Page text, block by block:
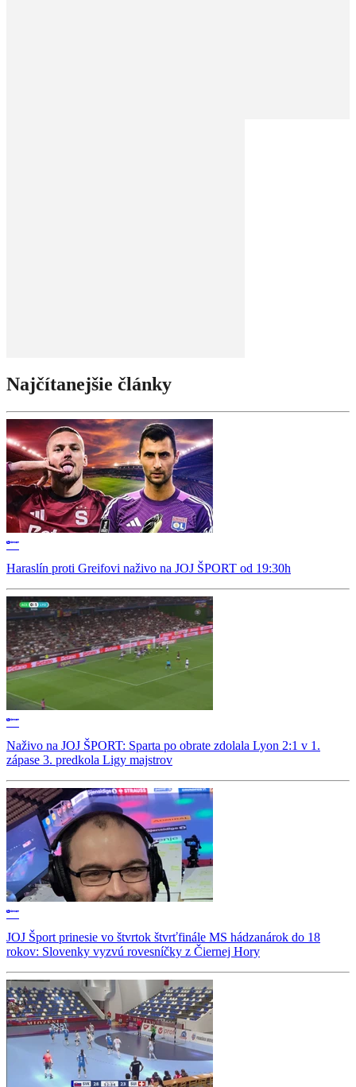
Najčítanejšie články
Haraslín proti Greifovi naživo na JOJ ŠPORT od 19:30h
Naživo na JOJ ŠPORT: Sparta po obrate zdolala Lyon 2:1 v 1.
zápase 3. predkola Ligy majstrov
JOJ Šport prinesie vo štvrtok štvrťfinále MS hádzanárok do 18
rokov: Slovenky vyzvú rovesníčky z Čiernej Hory